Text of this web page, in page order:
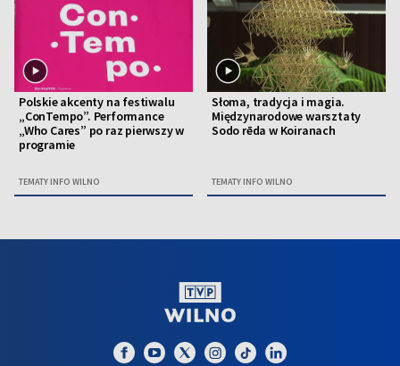
Polskie akcenty na festiwalu
„ConTempo”. Performance
„Who Cares” po raz pierwszy w
programie
TEMATY INFO WILNO
Słoma, tradycja i magia.
Międzynarodowe warsztaty
Sodo rēda w Koiranach
TEMATY INFO WILNO